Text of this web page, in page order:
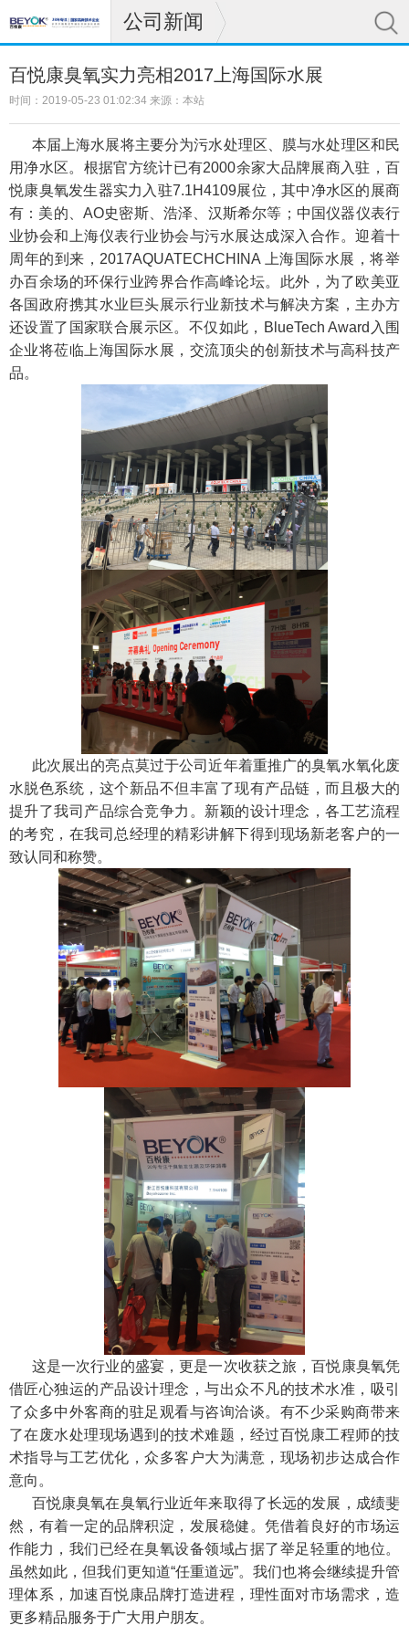
公司新闻
百悦康臭氧实力亮相2017上海国际水展
时间：2019-05-23 01:02:34 来源：本站
本届 上海水展将主要分为污水处理区、膜与水处理区和民
用净水区。根据官方统计已有2000余家大品牌展商入驻， 百
悦康臭氧发生器实力入驻7.1H4109展位，其中净水区的展商
有：美的、AO史密斯、浩泽、汉斯希尔等；中国仪器仪表行
业协会和上海仪表行业协会与污水展达成深入合作。迎着十
周年的到来，2017AQUATECHCHINA 上海国际水展，将举
办百余场的环保行业跨界合作高峰论坛。此外，为了欧美亚
各国政府携其水业巨头展示行业新技术与解决方案，主办方
还设置了国家联合展示区。不仅如此，BlueTech Award入围
企业将莅临上海国际水展，交流顶尖的创新技术与高科技产
品。
此次展出的亮点莫过于公司近年着重推广的臭氧水氧化废
水脱色系统，这个新品不但丰富了现有产品链，而且极大的
提升了我司产品综合竞争力。新颖的设计理念，各工艺流程
的考究，在我司总经理的精彩讲解下得到现场新老客户的一
致认同和称赞。
这是一次行业的盛宴，更是一次收获之旅，百悦康臭氧凭
借匠心独运的产品设计理念，与出众不凡的技术水准，吸引
了众多中外客商的驻足观看与咨询洽谈。有不少采购商带来
了在废水处理现场遇到的技术难题，经过百悦康工程师的技
术指导与工艺优化，众多客户大为满意，现场初步达成合作
意向。
百悦康臭氧在臭氧行业近年来取得了长远的发展，成绩斐
然，有着一定的品牌积淀，发展稳健。凭借着良好的市场运
作能力，我们已经在臭氧设备领域占据了举足轻重的地位。
虽然如此，但我们更知道“任重道远”。我们也将会继续提升管
理体系，加速百悦康品牌打造进程，理性面对市场需求，造
更多精品服务于广大用户朋友。